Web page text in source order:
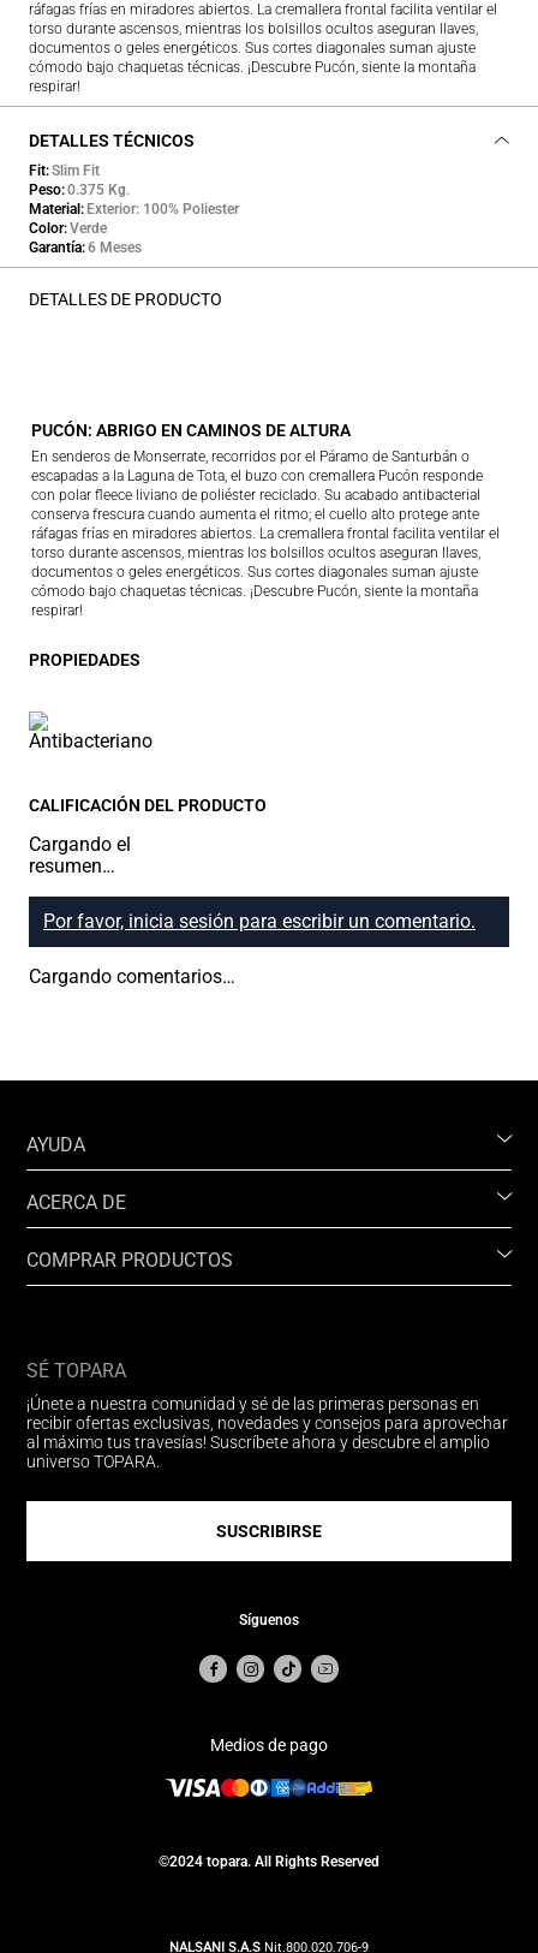
ráfagas frías en miradores abiertos. La cremallera frontal facilita ventilar el
torso durante ascensos, mientras los bolsillos ocultos aseguran llaves,
documentos o geles energéticos. Sus cortes diagonales suman ajuste
cómodo bajo chaquetas técnicas. ¡Descubre Pucón, siente la montaña
respirar!
DETALLES TÉCNICOS
Fit Slim Fit
Peso 0.375 Kg.
Material
Exterior: 100% Poliester
Color Verde
Garantía 6 Meses
DETALLES DE PRODUCTO
PUCÓN: ABRIGO EN CAMINOS DE ALTURA
En senderos de Monserrate, recorridos por el Páramo de Santurbán o
escapadas a la Laguna de Tota, el buzo con cremallera Pucón responde
con polar fleece liviano de poliéster reciclado. Su acabado antibacterial
conserva frescura cuando aumenta el ritmo; el cuello alto protege ante
ráfagas frías en miradores abiertos. La cremallera frontal facilita ventilar el
torso durante ascensos, mientras los bolsillos ocultos aseguran llaves,
documentos o geles energéticos. Sus cortes diagonales suman ajuste
cómodo bajo chaquetas técnicas. ¡Descubre Pucón, siente la montaña
respirar!
PROPIEDADES
CALIFICACIÓN DEL PRODUCTO
Cargando el
resumen…
Por favor, inicia sesión para escribir un comentario.
Cargando comentarios…
AYUDA
ACERCA DE
COMPRAR PRODUCTOS
SÉ TOPARA
¡Únete a nuestra comunidad y sé de las primeras personas en
recibir ofertas exclusivas, novedades y consejos para aprovechar
al máximo tus travesías! Suscríbete ahora y descubre el amplio
universo TOPARA.
SUSCRIBIRSE
Síguenos
Medios de pago
©2024 topara. All Rights Reserved
NALSANI S.A.S Nit.800.020.706-9